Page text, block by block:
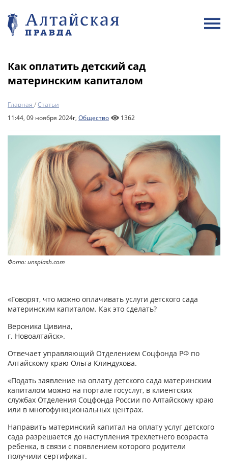
Как оплатить детский сад
материнским капиталом
Главная /Статьи
11:44, 09 ноября 2024г, Общество 1362
Фото: unsplash.com
«Говорят, что можно оплачивать услуги детского сада
материнским капиталом. Как это сделать?
Вероника Цивина,
г. Новоалтайск».
Отвечает управляющий Отделением Соцфонда РФ по
Алтайскому краю Ольга Клиндухова.
«Подать заявление на оплату детского сада материнским
капиталом можно на портале госуслуг, в клиентских
службах Отделения Соцфонда России по Алтайскому краю
или в многофункциональных центрах.
Направить материнский капитал на оплату услуг детского
сада разрешается до наступления трехлетнего возраста
ребенка, в связи с появлением которого родители
получили сертификат.